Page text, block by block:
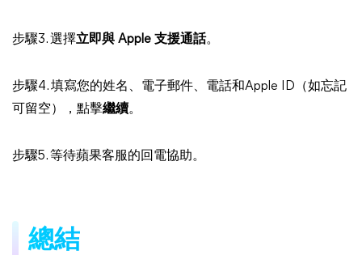
步驟3. 選擇立即與 Apple 支援通話。
步驟4. 填寫您的姓名、電子郵件、電話和Apple ID（如忘記
可留空），點擊繼續。
步驟5. 等待蘋果客服的回電協助。
總結